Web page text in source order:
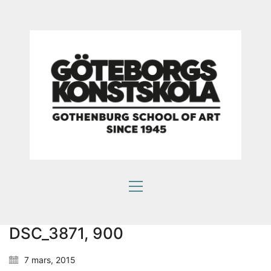
DSC_3871, 900
7 mars, 2015
Som en bra konstskola värnar vi om kreativ
subjektivitet.
Ett eget konstnärlig språk ger kraftfulla verktyg att
själv påverka framtiden.